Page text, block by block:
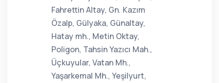
Fahrettin Altay, Gn. Kazım
Özalp, Gülyaka, Günaltay,
Hatay mh., Metin Oktay,
Poligon, Tahsin Yazıcı Mah.,
Üçkuyular, Vatan Mh.,
Yaşarkemal Mh., Yeşilyurt,